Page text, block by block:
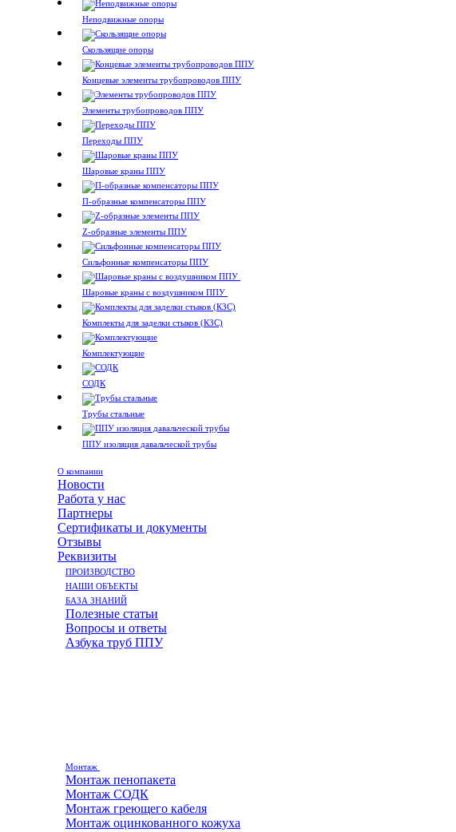
Неподвижные опоры
Скользящие опоры
Концевые элементы трубопроводов ППУ
Элементы трубопроводов ППУ
Переходы ППУ
Шаровые краны ППУ
П-образные компенсаторы ППУ
Z-образные элементы ППУ
Сильфонные компенсаторы ППУ
Шаровые краны с воздушником ППУ
Комплекты для заделки стыков (КЗС)
Комплектующие
СОДК
Трубы стальные
ППУ изоляция давальческой трубы
О компании
Новости
Работа у нас
Партнеры
Сертификаты и документы
Отзывы
Реквизиты
ПРОИЗВОДСТВО
НАШИ ОБЪЕКТЫ
БАЗА ЗНАНИЙ
Полезные статьи
Вопросы и ответы
Азбука труб ППУ
Монтаж
Монтаж пенопакета
Монтаж СОДК
Монтаж греющего кабеля
Монтаж оцинкованного кожуха